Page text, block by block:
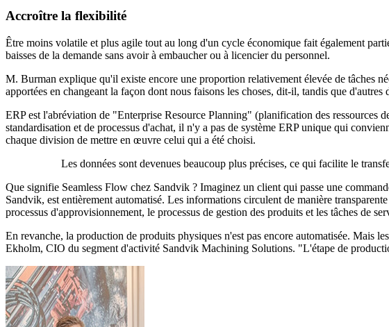
Accroître la flexibilité
Être moins volatile et plus agile tout au long d'un cycle économique fait également
baisses de la demande sans avoir à embaucher ou à licencier du personnel.
M. Burman explique qu'il existe encore une proportion relativement élevée de tâches
apportées en changeant la façon dont nous faisons les choses, dit-il, tandis que
ERP est l'abréviation de "Enterprise Resource Planning" (planification des ressources
standardisation et de processus d'achat, il n'y a pas de système ERP unique qui
chaque division de mettre en œuvre celui qui a été choisi.
Les données sont devenues beaucoup plus précises, ce qui facilite le
Que signifie Seamless Flow chez Sandvik ? Imaginez un client qui passe une
Sandvik, est entièrement automatisé. Les informations circulent de manière
processus d'approvisionnement, le processus de gestion des produits et les tâches de
En revanche, la production de produits physiques n'est pas encore automatisée. Mais
Ekholm, CIO du segment d'activité Sandvik Machining Solutions. "L'étape de